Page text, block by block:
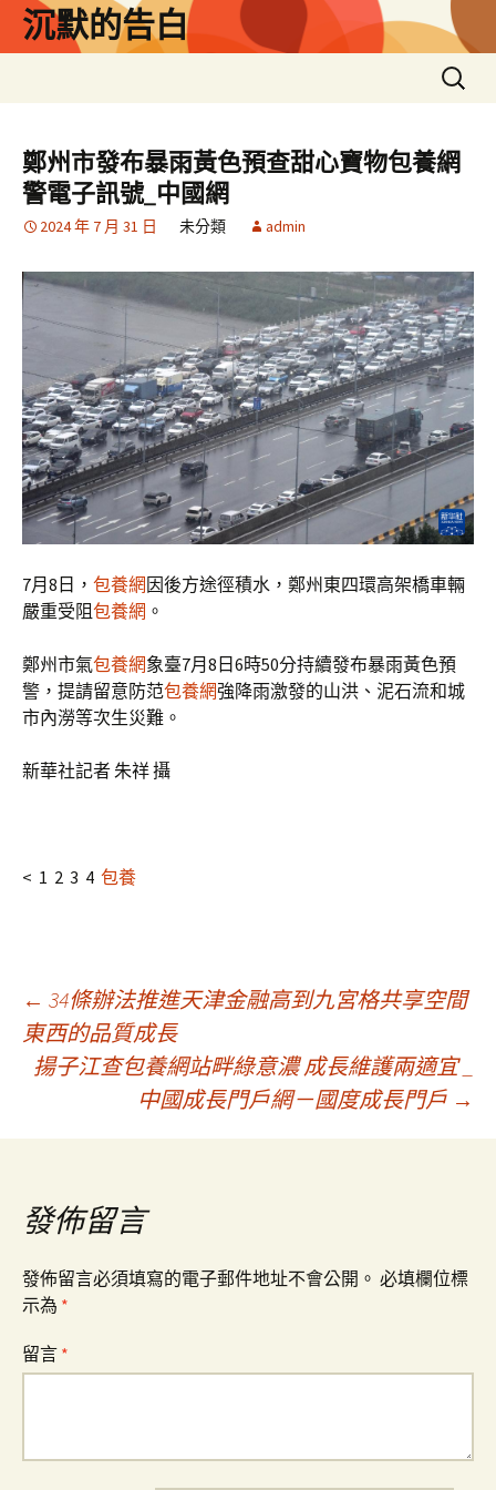
沉默的告白
搜
尋
鍵
字:
鄭州市發布暴雨黃色預查甜心寶物包養網
警電子訊號_中國網
2024 年 7 月 31 日 未分類 admin
7月8日， 包養網 因後方途徑積水，鄭州東四環高架橋車輛
嚴重受阻包養網 。
鄭州市氣包養網象臺7月8日6時50分持續發布暴雨黃色預
警，提請留意防范包養網強降雨激發的山洪、泥石流和城
市內澇等次生災難。
新華社記者 朱祥 攝
< 1 2 3 4 包養
文
章
導
覽
← 34條辦法推進天津金融高到九宮格共享空間
東西的品質成長
揚子江查包養網站畔綠意濃 成長維護兩適宜 _
中國成長門戶網－國度成長門戶 →
發佈留言
發佈留言必須填寫的電子郵件地址不會公開。 必填欄位標
示為 *
留言 *